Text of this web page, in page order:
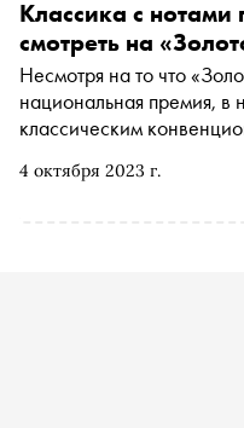
4 октября 2023 г.
Классика с нотами
смотреть на
Несмотря на то что
национальная премия, в
классическим
разнообразны афиши